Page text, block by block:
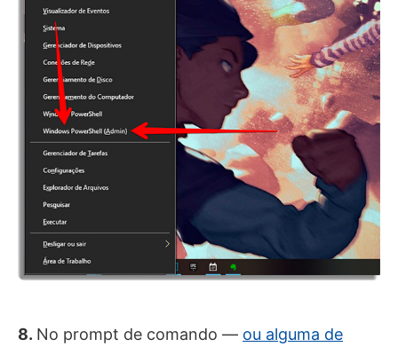
8. No prompt de comando — ou alguma de